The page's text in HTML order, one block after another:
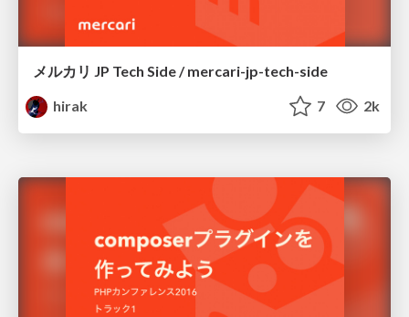
メルカリ JP Tech Side / mercari-jp-tech-side
hirak
7 2k